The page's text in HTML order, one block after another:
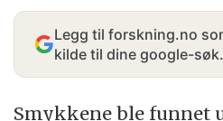
Legg til forskning.no
kilde til dine google-søk.
Smykkene ble funnet